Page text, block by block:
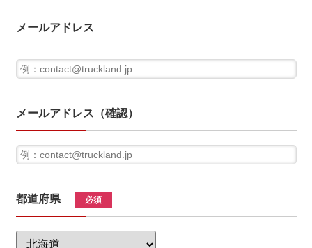
メールアドレス
メールアドレス（確認）
都道府県 必須